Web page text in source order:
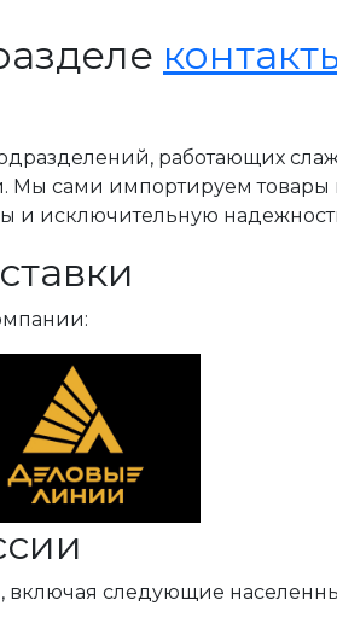
работающих
Мы сами импортируем
и исключительную
включая следующие